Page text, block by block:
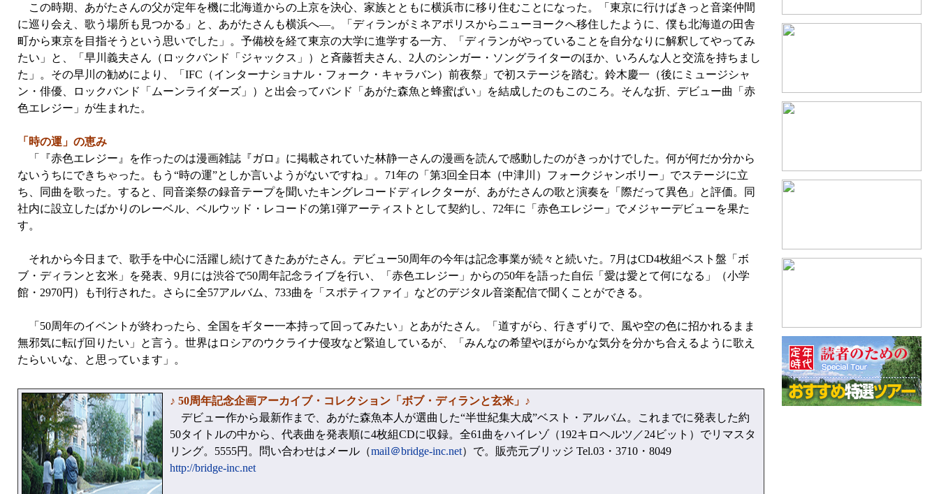
この時期、あがたさんの父が定年を機に北海道からの上京を決心、家族とともに横浜市に移り住むことになった。「東京に行けばきっと音楽仲間
に巡り会え、歌う場所も見つかる」と、あがたさんも横浜へ—。「ディランがミネアポリスからニューヨークへ移住したように、僕も北海道の田舎
町から東京を目指そうという思いでした」。予備校を経て東京の大学に進学する一方、「ディランがやっていることを自分なりに解釈してやってみ
たい」と、「早川義夫さん（ロックバンド「ジャックス」）と斉藤哲夫さん、2人のシンガー・ソングライターのほか、いろんな人と交流を持ちまし
た」。その早川の勧めにより、「IFC（インターナショナル・フォーク・キャラバン）前夜祭」で初ステージを踏む。鈴木慶一（後にミュージシャ
ン・俳優、ロックバンド「ムーンライダーズ」）と出会ってバンド「あがた森魚と蜂蜜ぱい」を結成したのもこのころ。そんな折、デビュー曲「赤
色エレジー」が生まれた。
「時の運」の恵み
「『赤色エレジー』を作ったのは漫画雑誌『ガロ』に掲載されていた林静一さんの漫画を読んで感動したのがきっかけでした。何が何だか分から
ないうちにできちゃった。もう“時の運”としか言いようがないですね」。71年の「第3回全日本（中津川）フォークジャンボリー」でステージに立
ち、同曲を歌った。すると、同音楽祭の録音テープを聞いたキングレコードディレクターが、あがたさんの歌と演奏を「際だって異色」と評価。同
社内に設立したばかりのレーベル、ベルウッド・レコードの第1弾アーティストとして契約し、72年に「赤色エレジー」でメジャーデビューを果た
す。
それから今日まで、歌手を中心に活躍し続けてきたあがたさん。デビュー50周年の今年は記念事業が続々と続いた。7月はCD4枚組ベスト盤「ボ
ブ・ディランと玄米」を発表、9月には渋谷で50周年記念ライブを行い、「赤色エレジー」からの50年を語った自伝「愛は愛とて何になる」（小学
館・2970円）も刊行された。さらに全57アルバム、733曲を「スポティファイ」などのデジタル音楽配信で聞くことができる。
「50周年のイベントが終わったら、全国をギター一本持って回ってみたい」とあがたさん。「道すがら、行きずりで、風や空の色に招かれるまま
無邪気に転げ回りたい」と言う。世界はロシアのウクライナ侵攻など緊迫しているが、「みんなの希望やほがらかな気分を分かち合えるように歌え
たらいいな、と思っています」。
♪ 50周年記念企画アーカイブ・コレクション「ボブ・ディランと玄米」♪
デビュー作から最新作まで、あがた森魚本人が選曲した“半世紀集大成”ベスト・アルバム。これまでに発表した約
50タイトルの中から、代表曲を発表順に4枚組CDに収録。全61曲をハイレゾ（192キロヘルツ／24ビット）でリマスタ
リング。5555円。問い合わせはメール（mail＠bridge-inc.net）で。販売元ブリッジ Tel.03・3710・8049
http://bridge-inc.net